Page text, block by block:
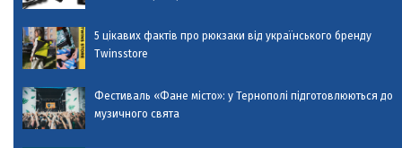
5 цікавих фактів про рюкзаки від українського бренду
Twinsstore
Фестиваль «Фане місто»: у Тернополі підготовлюються до
музичного свята